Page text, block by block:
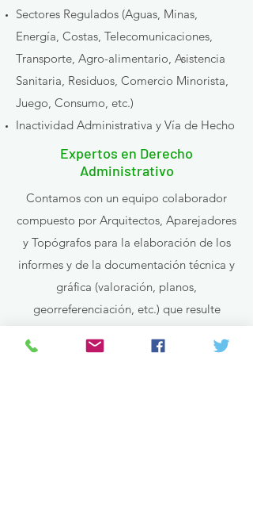
Sectores Regulados (Aguas, Minas,
Energía, Costas, Telecomunicaciones,
Transporte, Agro-alimentario, Asistencia
Sanitaria, Residuos, Comercio Minorista,
Juego, Consumo, etc.)
Inactividad Administrativa y Vía de Hecho
Expertos en Derecho
Administrativo
Contamos con un equipo colaborador
compuesto por Arquitectos, Aparejadores
y Topógrafos para la elaboración de los
informes y de la documentación técnica y
gráfica (valoración, planos,
georreferenciación, etc.) que resulte
facilitar su servicio profesional a los